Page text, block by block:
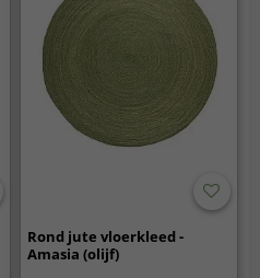
Rond jute vloerkleed -
Amasia (olijf)